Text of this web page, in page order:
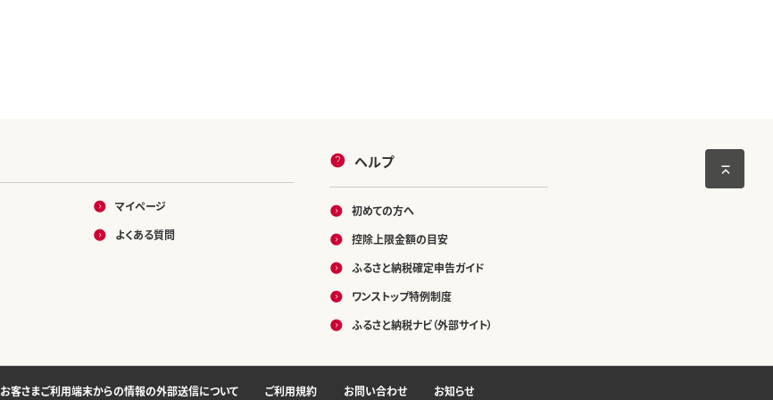
マイページ
よくある質問
ヘルプ
初めての方へ
控除上限金額の目安
ふるさと納税確定申告ガイド
ワンストップ特例制度
ふるさと納税ナビ（外部サイト）
お客さまご利用端末からの情報の外部送信について ご利用規約 お問い合わせ お知らせ